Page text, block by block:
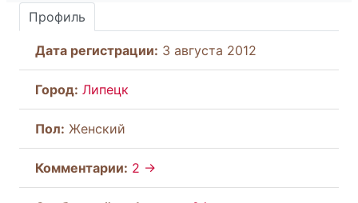
Профиль
Дата регистрации: 3 августа 2012
Город: Липецк
Пол: Женский
Комментарии: 2 →